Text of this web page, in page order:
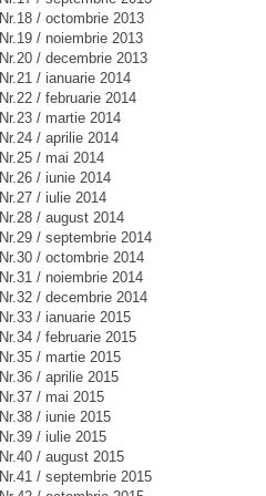
Nr.18 / octombrie 2013
Nr.19 / noiembrie 2013
Nr.20 / decembrie 2013
Nr.21 / ianuarie 2014
Nr.22 / februarie 2014
Nr.23 / martie 2014
Nr.24 / aprilie 2014
Nr.25 / mai 2014
Nr.26 / iunie 2014
Nr.27 / iulie 2014
Nr.28 / august 2014
Nr.29 / septembrie 2014
Nr.30 / octombrie 2014
Nr.31 / noiembrie 2014
Nr.32 / decembrie 2014
Nr.33 / ianuarie 2015
Nr.34 / februarie 2015
Nr.35 / martie 2015
Nr.36 / aprilie 2015
Nr.37 / mai 2015
Nr.38 / iunie 2015
Nr.39 / iulie 2015
Nr.40 / august 2015
Nr.41 / septembrie 2015